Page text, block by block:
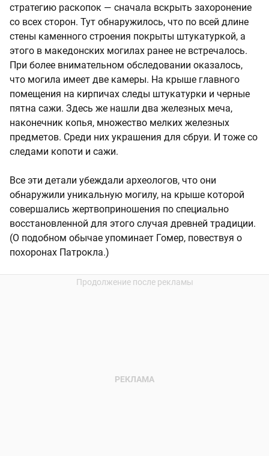
стратегию раскопок — сначала вскрыть захоронение
со всех сторон. Тут обнаружилось, что по всей длине
стены каменного строения покрыты штукатуркой, а
этого в македонских могилах ранее не встречалось.
При более внимательном обследовании оказалось,
что могила имеет две камеры. На крыше главного
помещения на кирпичах следы штукатурки и черные
пятна сажи. Здесь же нашли два железных меча,
наконечник копья, множество мелких железных
предметов. Среди них украшения для сбруи. И тоже со
следами копоти и сажи.
Все эти детали убеждали археологов, что они
обнаружили уникальную могилу, на крыше которой
совершались жертвоприношения по специально
восстановленной для этого случая древней традиции.
(О подобном обычае упоминает Гомер, повествуя о
похоронах Патрокла.)